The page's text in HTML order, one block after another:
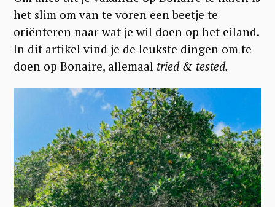
het slim om van te voren een beetje te
oriënteren naar wat je wil doen op het eiland.
In dit artikel vind je de leukste dingen om te
doen op Bonaire, allemaal tried & tested.